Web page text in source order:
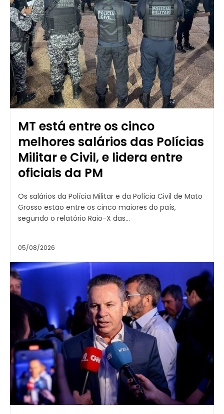
MT está entre os cinco
melhores salários das Polícias
Militar e Civil, e lidera entre
oficiais da PM
Os salários da Polícia Militar e da Polícia Civil de Mato
Grosso estão entre os cinco maiores do país,
segundo o relatório Raio-X das...
05/08/2026